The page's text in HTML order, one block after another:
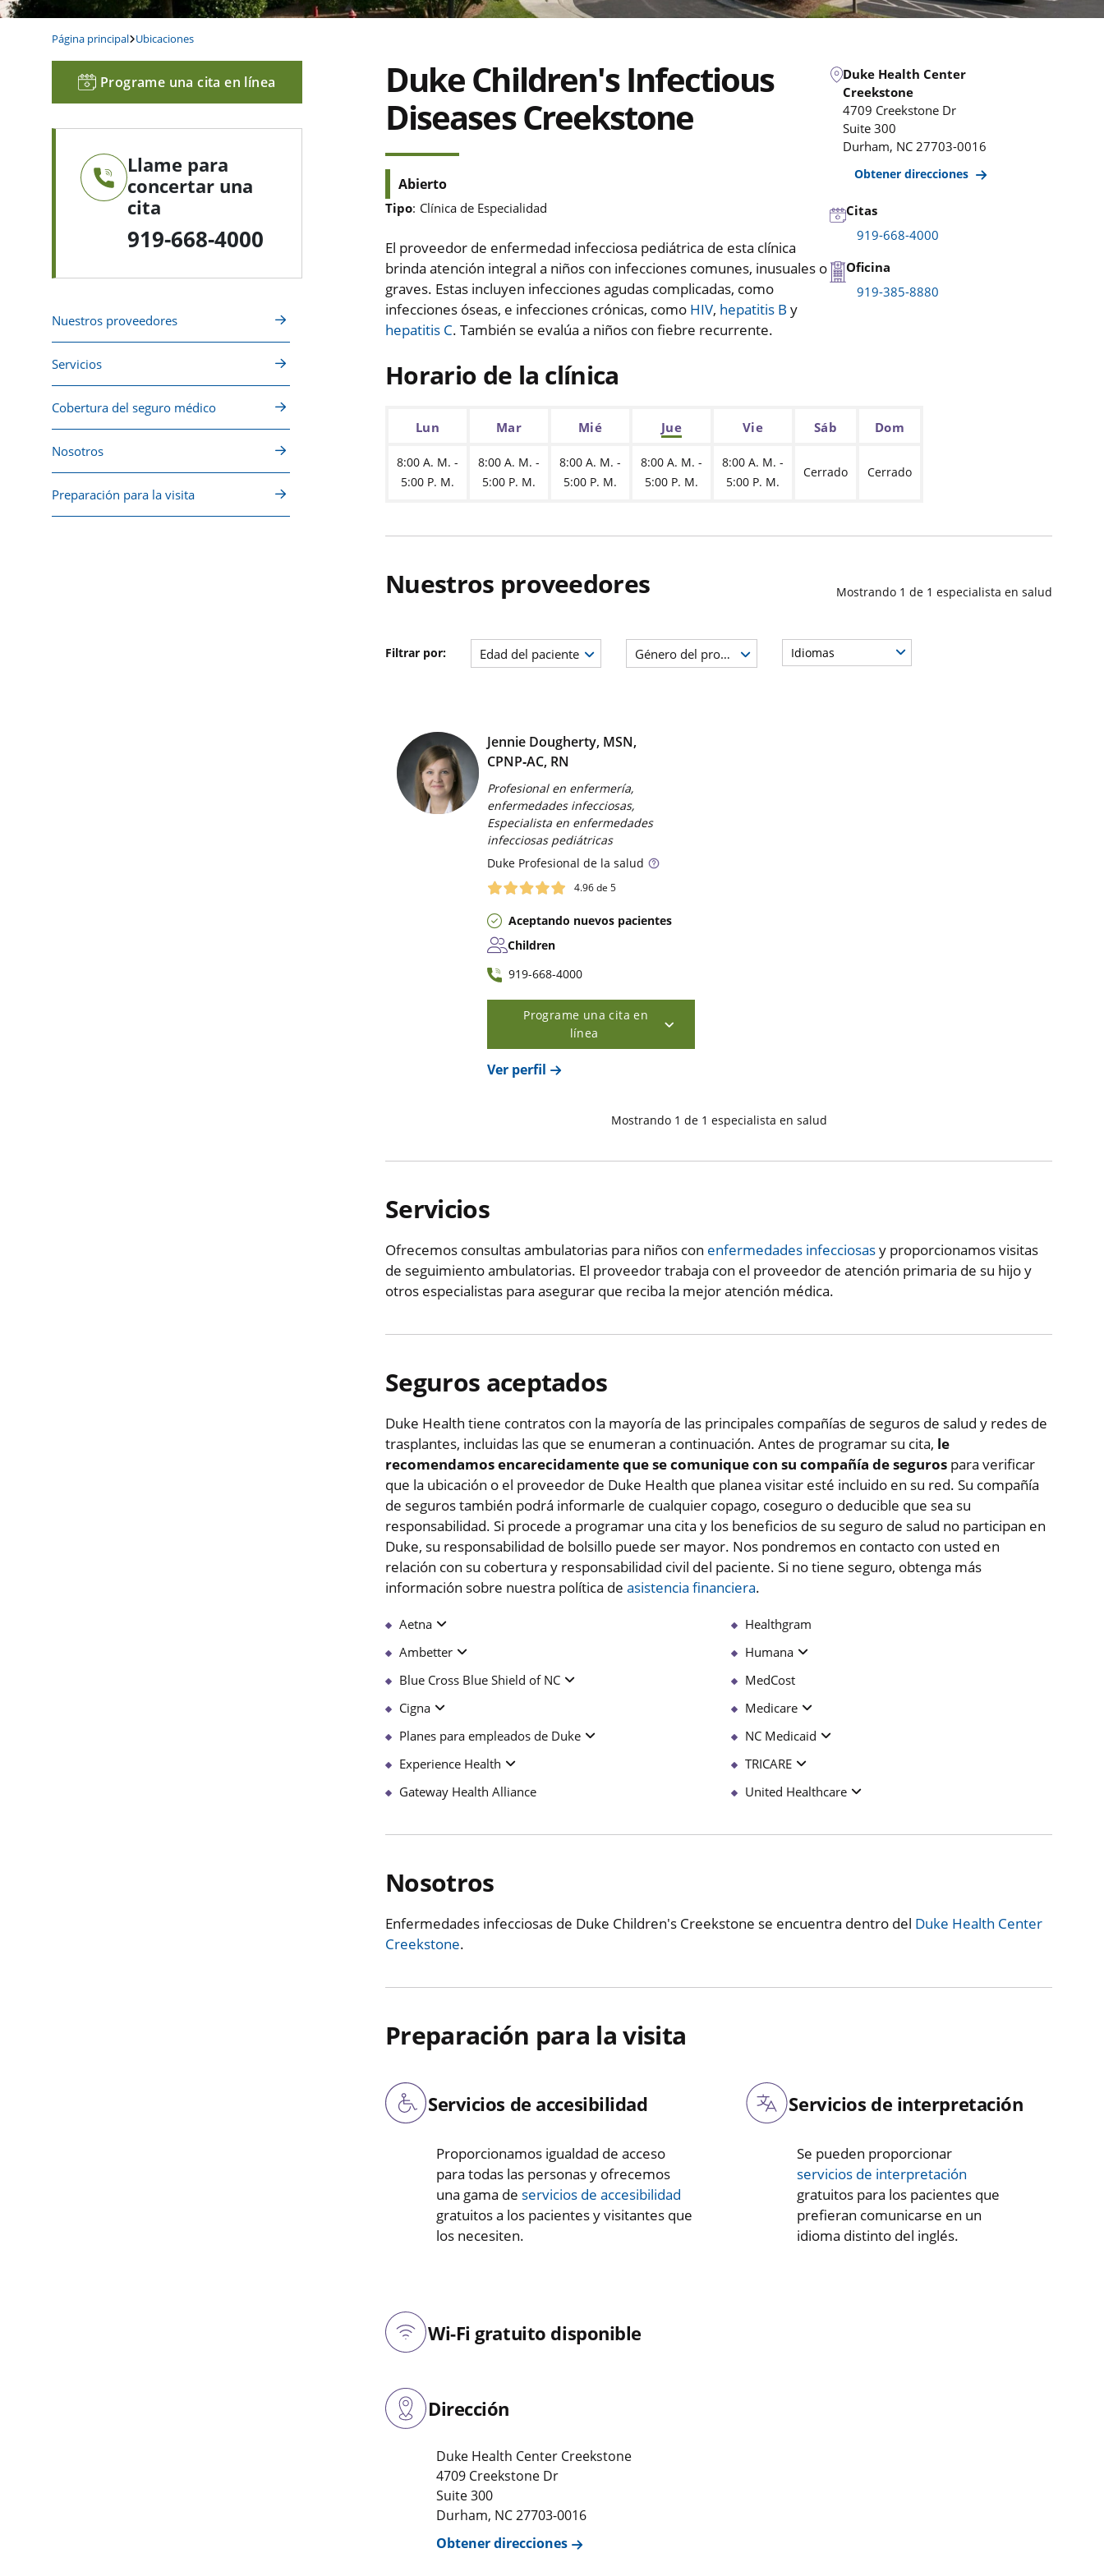
Página principal Ubicaciones
Programe una cita en línea
Llame para
concertar una
cita
919-668-4000
Nuestros proveedores
Servicios
Cobertura del seguro médico
Nosotros
Preparación para la visita
Duke Children's Infectious
Diseases Creekstone
Abierto
Tipo: Clínica de Especialidad
El proveedor de enfermedad infecciosa pediátrica de esta clínica
brinda atención integral a niños con infecciones comunes, inusuales o
graves. Estas incluyen infecciones agudas complicadas, como
infecciones óseas, e infecciones crónicas, como HIV, hepatitis B y
hepatitis C. También se evalúa a niños con fiebre recurrente.
Horario de la clínica
Lun Mar Mié Jue Vie Sáb Dom
8:00 A. M. -
5:00 P. M.
8:00 A. M. -
5:00 P. M.
8:00 A. M. -
5:00 P. M.
8:00 A. M. -
5:00 P. M.
8:00 A. M. -
5:00 P. M.
Cerrado Cerrado
Duke Health Center
Creekstone
4709 Creekstone Dr
Suite 300
Durham, NC 27703-0016
Obtener direcciones
Citas
919-668-4000
Oficina
919-385-8880
Nuestros proveedores Mostrando 1 de 1 especialista en salud
Filtrar por: Edad del paciente Género del proveedor Idiomas
Jennie Dougherty, MSN,
CPNP‑AC, RN
Profesional en enfermería,
enfermedades infecciosas,
Especialista en enfermedades
infecciosas pediátricas
Duke Profesional de la salud
4.96de 5
Aceptando nuevos pacientes
Children
919-668-4000
Programe una cita en
línea
Ver perfil
Mostrando 1 de 1 especialista en salud
Servicios
Ofrecemos consultas ambulatorias para niños con enfermedades infecciosasy proporcionamos visitas
de seguimiento ambulatorias. El proveedor trabaja con el proveedor de atención primaria de su hijo y
otros especialistas para asegurar que reciba la mejor atención médica.
Seguros aceptados
Duke Health tiene contratos con la mayoría de las principales compañías de seguros de salud y redes de
trasplantes, incluidas las que se enumeran a continuación. Antes de programar su cita, le
recomendamos encarecidamente que se comunique con su compañía de seguros para verificar
que la ubicación o el proveedor de Duke Health que planea visitar esté incluido en su red. Su compañía
de seguros también podrá informarle de cualquier copago, coseguro o deducible que sea su
responsabilidad. Si procede a programar una cita y los beneficios de su seguro de salud no participan en
Duke, su responsabilidad de bolsillo puede ser mayor. Nos pondremos en contacto con usted en
relación con su cobertura y responsabilidad civil del paciente. Si no tiene seguro, obtenga más
información sobre nuestra política de asistencia financiera.
Aetna
Ambetter
Blue Cross Blue Shield of NC
Cigna
Planes para empleados de Duke
Experience Health
Gateway Health Alliance
Healthgram
Humana
MedCost
Medicare
NC Medicaid
TRICARE
United Healthcare
Nosotros
Enfermedades infecciosas de Duke Children's Creekstone se encuentra dentro del Duke Health Center
Creekstone.
Preparación para la visita
Servicios de accesibilidad
Proporcionamos igualdad de acceso
para todas las personas y ofrecemos
una gama de servicios de accesibilidad
gratuitos a los pacientes y visitantes que
los necesiten.
Servicios de interpretación
Se pueden proporcionar
servicios de interpretación
gratuitos para los pacientes que
prefieran comunicarse en un
idioma distinto del inglés.
Wi-Fi gratuito disponible
Dirección
Duke Health Center Creekstone
4709 Creekstone Dr
Suite 300
Durham, NC27703-0016
Obtener direcciones